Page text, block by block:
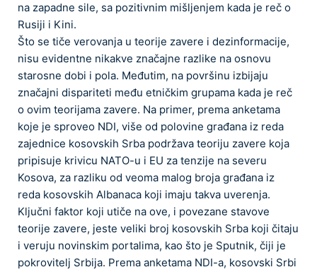
na zapadne sile, sa pozitivnim mišljenjem kada je reč o
Rusiji i Kini.
Što se tiče verovanja u teorije zavere i dezinformacije,
nisu evidentne nikakve značajne razlike na osnovu
starosne dobi i pola. Međutim, na površinu izbijaju
značajni dispariteti među etničkim grupama kada je reč
o ovim teorijama zavere. Na primer, prema anketama
koje je sproveo NDI, više od polovine građana iz reda
zajednice kosovskih Srba podržava teoriju zavere koja
pripisuje krivicu NATO-u i EU za tenzije na severu
Kosova, za razliku od veoma malog broja građana iz
reda kosovskih Albanaca koji imaju takva uverenja.
Ključni faktor koji utiče na ove, i povezane stavove
teorije zavere, jeste veliki broj kosovskih Srba koji čitaju
i veruju novinskim portalima, kao što je Sputnik, čiji je
pokrovitelj Srbija. Prema anketama NDI-a, kosovski Srbi